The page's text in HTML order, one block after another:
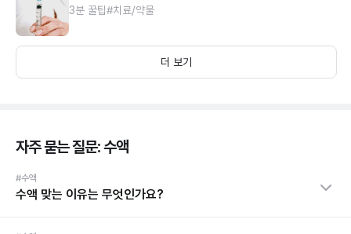
3분 꿀팁#치료/약물
더 보기
자주 묻는 질문: 수액
#수액
수액 맞는 이유는 무엇인가요?